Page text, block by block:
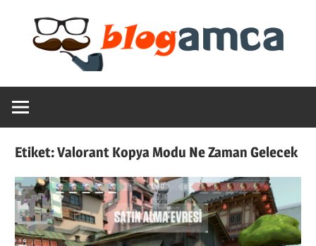
content
Blogamca
2025
Haber,
Blogların
Amcası
Etiket:Valorant Kopya Modu Ne Zaman Gelecek